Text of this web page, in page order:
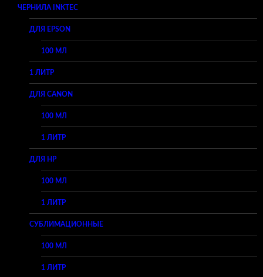
ЧЕРНИЛА INKTEC
ДЛЯ EPSON
100 МЛ
1 ЛИТР
ДЛЯ CANON
100 МЛ
1 ЛИТР
ДЛЯ HP
100 МЛ
1 ЛИТР
СУБЛИМАЦИОННЫЕ
100 МЛ
1 ЛИТР